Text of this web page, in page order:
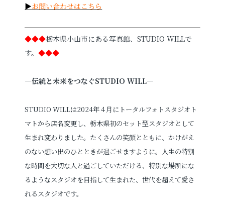
▶お問い合わせはこちら
◆◆◆栃木県小山市にある写真館、STUDIO WILLで
す。◆◆◆
—伝統と未来をつなぐSTUDIO WILL—
STUDIO WILLは2024年４月にトータルフォトスタジオト
マトから店名変更し、栃木県初のセット型スタジオとして
生まれ変わりました。たくさんの笑顔とともに、かけがえ
のない想い出のひとときが過ごせますように。人生の特別
な時間を大切な人と過ごしていただける、特別な場所にな
るようなスタジオを目指して生まれた、世代を超えて愛さ
れるスタジオです。